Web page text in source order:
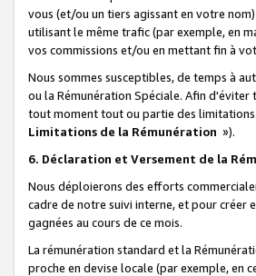
vous (et/ou un tiers agissant en votre
utilisant le même trafic (par exemple, en
vos commissions et/ou en mettant fin à
Nous sommes susceptibles, de temps à
ou la Rémunération Spéciale. Afin
tout moment tout ou partie des limitations
Limitations de la Rémunération »).
6. Déclaration et Versement de la
Nous déploierons des efforts
cadre de notre suivi interne, et pour créer
gagnées au cours de ce mois.
La rémunération standard et la
proche en devise locale (par exemple, en